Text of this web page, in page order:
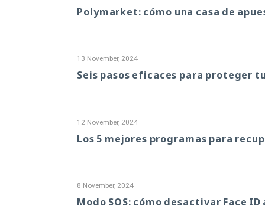
Polymarket: cómo una casa de
13 November, 2024
Seis pasos eficaces para proteger
12 November, 2024
Los 5 mejores programas para
8 November, 2024
Modo SOS: cómo desactivar Face